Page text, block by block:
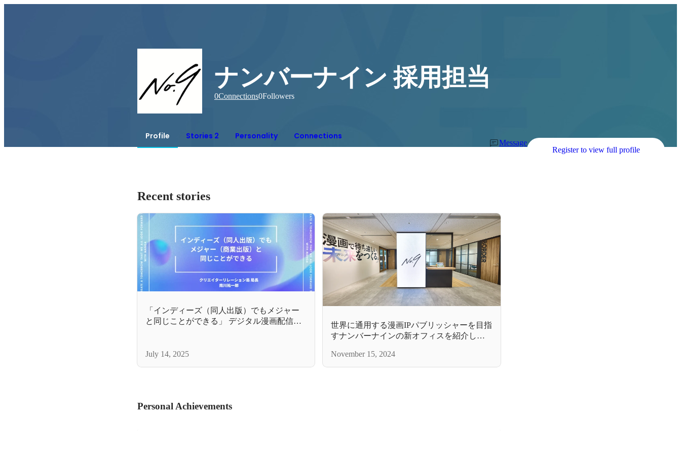
ナンバーナイン 採用担当
0Connections0Followers
Profile Stories 2 Personality Connections
Message
Register to view full profile
Recent stories
「インディーズ（同人出版）でもメジャー
と同じことができる」 デジタル漫画配信サ
July 14, 2025
世界に通用する漫画IPパブリッシャーを目指
すナンバーナインの新オフィスを紹介しま
November 15, 2024
Personal Achievements